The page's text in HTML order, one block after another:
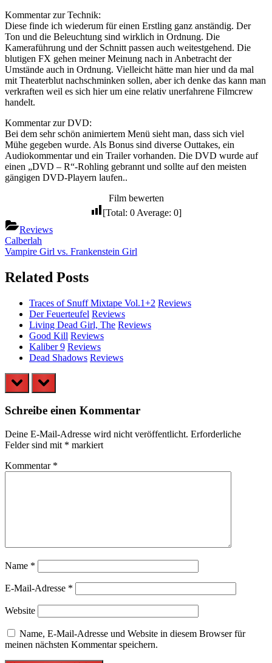
Kommentar zur Technik:
Diese finde ich wiederum für einen Erstling ganz anständig. Der
Ton und die Beleuchtung sind wirklich in Ordnung. Die
Kameraführung und der Schnitt passen auch weitestgehend. Die
blutigen FX gehen meiner Meinung nach in Anbetracht der
Umstände auch in Ordnung. Vielleicht hätte man hier und da mal
mit Theaterblut nachschminken sollen, aber ich denke das kann man
verkraften weil es sich hier um eine relativ unerfahrene Filmcrew
handelt.
Kommentar zur DVD:
Bei dem sehr schön animiertem Menü sieht man, dass sich viel
Mühe gegeben wurde. Als Bonus sind diverse Outtakes, ein
Audiokommentar und ein Trailer vorhanden. Die DVD wurde auf
einen „DVD – R“-Rohling gebrannt und sollte auf den meisten
gängigen DVD-Playern laufen..
Film bewerten
[Total: 0 Average: 0]
Reviews
Beitragsnavigation
Previous
Post:
Calberlah
Next
Vampire Girl vs. Frankenstein Girl
Related Posts
Traces of Snuff Mixtape Vol.1+2 Reviews
Der Feuerteufel Reviews
Living Dead Girl, The Reviews
Good Kill Reviews
Kaliber 9 Reviews
Dead Shadows Reviews
prev next
Schreibe einen Kommentar
Deine E-Mail-Adresse wird nicht veröffentlicht. Erforderliche
Felder sind mit * markiert
Kommentar *
Name *
E-Mail-Adresse *
Website
Name, E-Mail-Adresse und Website in diesem Browser für
meinen nächsten Kommentar speichern.